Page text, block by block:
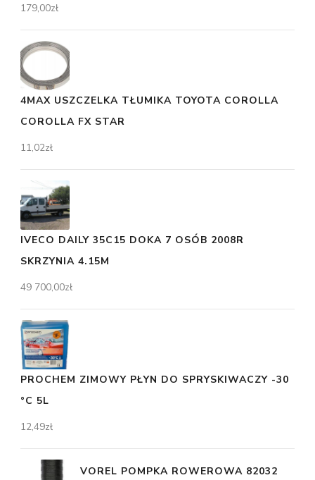
179,00zł
4MAX USZCZELKA TŁUMIKA TOYOTA COROLLA
COROLLA FX STAR
11,02zł
IVECO DAILY 35C15 DOKA 7 OSÓB 2008R
SKRZYNIA 4.15M
49 700,00zł
PROCHEM ZIMOWY PŁYN DO SPRYSKIWACZY -30
°C 5L
12,49zł
VOREL POMPKA ROWEROWA 82032